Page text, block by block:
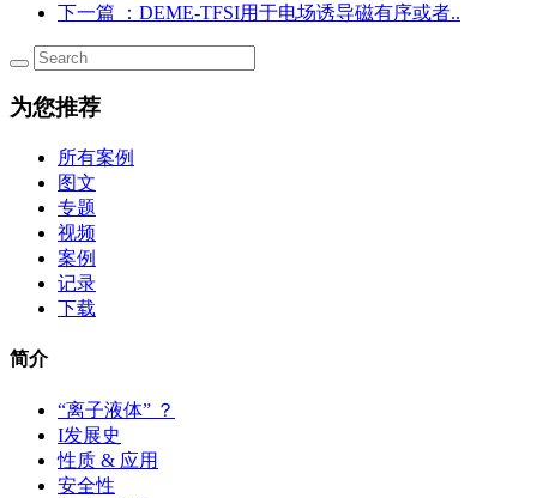
下一篇
：DEME-TFSI用于电场诱导磁有序或者..
为您推荐
所有案例
图文
专题
视频
案例
记录
下载
简介
“离子液体” ？
I发展史
性质 & 应用
安全性